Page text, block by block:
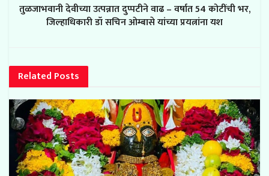
तुळजाभवानी देवीच्या उत्पन्नात दुप्पटीने वाढ – वर्षात 54 कोटींची भर,
जिल्हाधिकारी डॉ सचिन ओम्बासे यांच्या प्रयत्नांना यश
Related Posts